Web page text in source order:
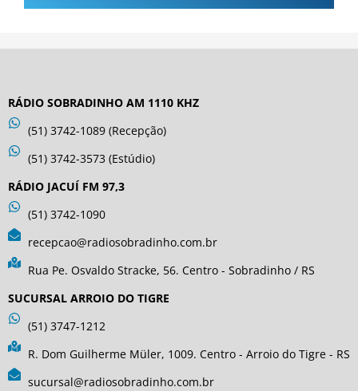
RÁDIO SOBRADINHO AM 1110 KHZ
(51) 3742-1089 (Recepção)
(51) 3742-3573 (Estúdio)
RÁDIO JACUÍ FM 97,3
(51) 3742-1090
recepcao@radiosobradinho.com.br
Rua Pe. Osvaldo Stracke, 56. Centro - Sobradinho / RS
SUCURSAL ARROIO DO TIGRE
(51) 3747-1212
R. Dom Guilherme Müler, 1009. Centro - Arroio do Tigre - RS
sucursal@radiosobradinho.com.br